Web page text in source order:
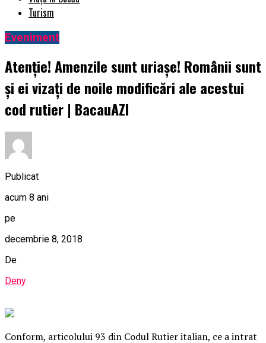
Turism
Eveniment
Atenție! Amenzile sunt uriașe! Românii sunt
și ei vizați de noile modificări ale acestui
cod rutier | BacauAZI
Publicat
acum 8 ani
pe
decembrie 8, 2018
De
Deny
Conform, articolului 93 din Codul Rutier italian, ce a intrat